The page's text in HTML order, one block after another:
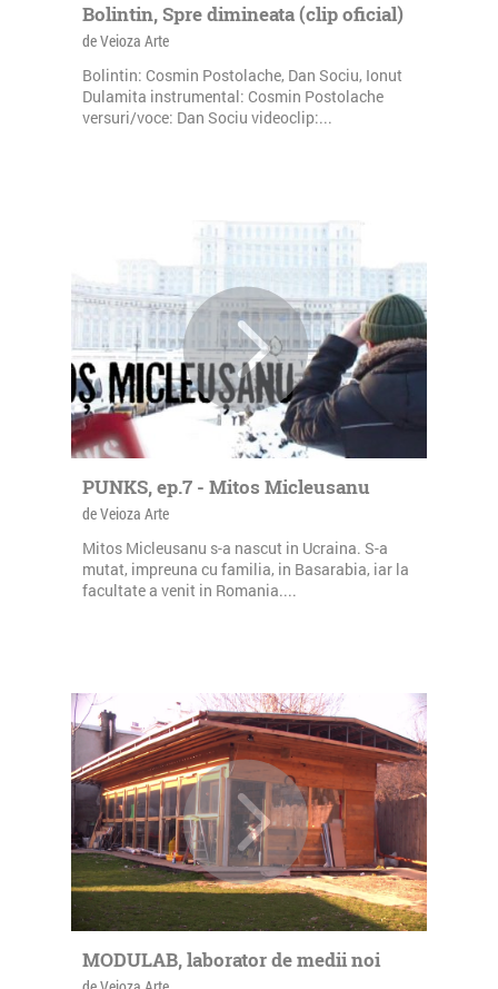
Bolintin, Spre dimineata (clip oficial)
de Veioza Arte
Bolintin: Cosmin Postolache, Dan Sociu, Ionut
Dulamita instrumental: Cosmin Postolache
versuri/voce: Dan Sociu videoclip:...
PUNKS, ep.7 - Mitos Micleusanu
de Veioza Arte
Mitos Micleusanu s-a nascut in Ucraina. S-a
mutat, impreuna cu familia, in Basarabia, iar la
facultate a venit in Romania....
MODULAB, laborator de medii noi